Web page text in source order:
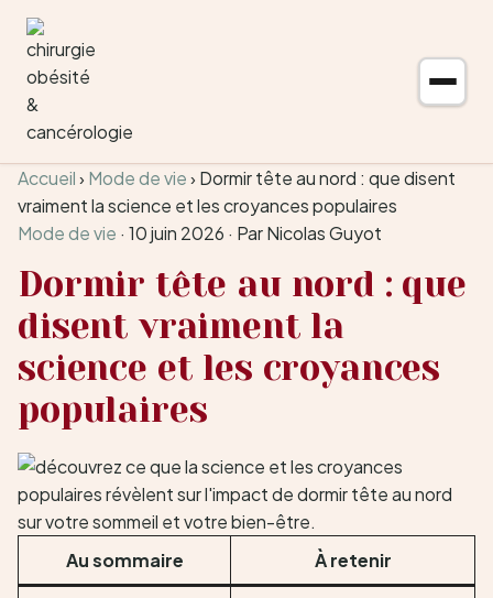
Aller au contenu
Accueil› Mode de vie› Dormir tête au nord : que disent
vraiment la science et les croyances populaires
Mode de vie · 10 juin 2026 · Par Nicolas Guyot
Dormir tête au nord : que
disent vraiment la
science et les croyances
populaires
Au sommaire À retenir